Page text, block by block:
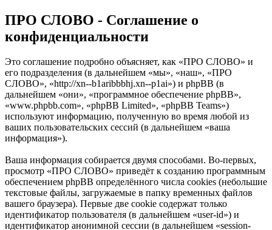
ПРО СЛОВО - Соглашение о
конфиденциальности
Это соглашение подробно объясняет, как «ПРО СЛОВО» и
его подразделения (в дальнейшем «мы», «наш», «ПРО
СЛОВО», «http://xn--b1aribbbhj.xn--p1ai») и phpBB (в
дальнейшем «они», «программное обеспечение phpBB»,
«www.phpbb.com», «phpBB Limited», «phpBB Teams»)
используют информацию, полученную во время любой из
ваших пользовательских сессий (в дальнейшем «ваша
информация»).
Ваша информация собирается двумя способами. Во-первых,
просмотр «ПРО СЛОВО» приведёт к созданию программным
обеспечением phpBB определённого числа cookies (небольшие
текстовые файлы, загружаемые в папку временных файлов
вашего браузера). Первые две cookie содержат только
идентификатор пользователя (в дальнейшем «user-id») и
идентификатор анонимной сессии (в дальнейшем «session-